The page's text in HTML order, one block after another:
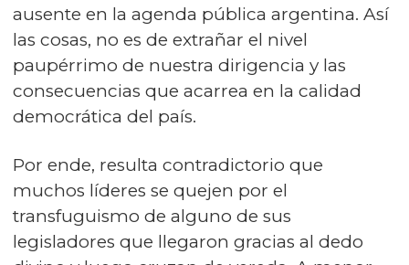
ausente en la agenda pública argentina. Así
las cosas, no es de extrañar el nivel
paupérrimo de nuestra dirigencia y las
consecuencias que acarrea en la calidad
democrática del país.
Por ende, resulta contradictorio que
muchos líderes se quejen por el
transfuguismo de alguno de sus
legisladores que llegaron gracias al dedo